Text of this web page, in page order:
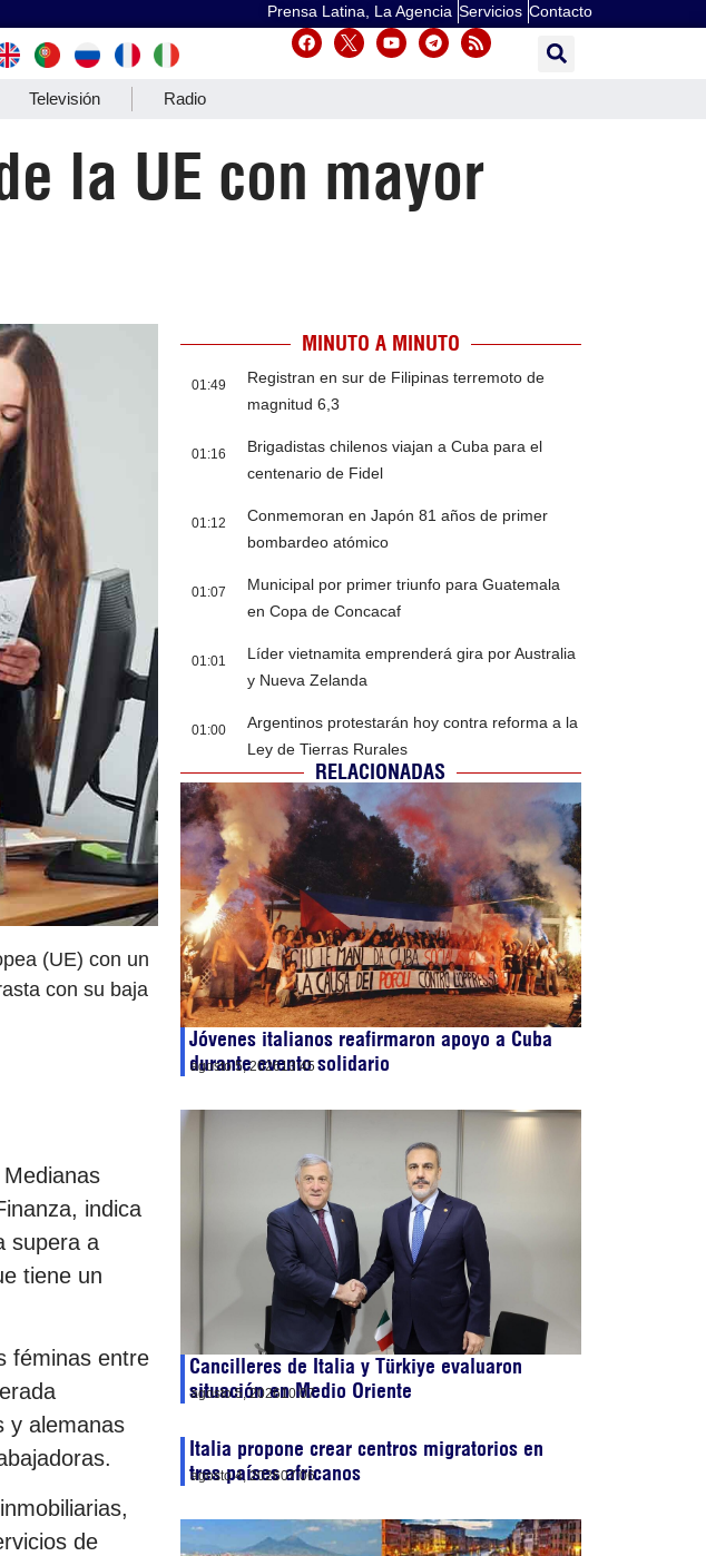
Prensa Latina, La Agencia Servicios Contacto
Televisión Radio
la UE con mayor
(UE) con un
con su baja
indica
supera a
tiene un
féminas entre
y alemanas
de
MINUTO A MINUTO
01:49
Registran en sur de Filipinas terremoto de
magnitud 6,3
01:16
Brigadistas chilenos viajan a Cuba para el
centenario de Fidel
01:12
Conmemoran en Japón 81 años de primer
bombardeo atómico
01:07
Municipal por primer triunfo para Guatemala
en Copa de Concacaf
01:01
Líder vietnamita emprenderá gira por Australia
y Nueva Zelanda
01:00
Argentinos protestarán hoy contra reforma a la
Ley de Tierras Rurales
RELACIONADAS
Jóvenes italianos reafirmaron apoyo a Cuba
durante evento solidario
agosto 5, 202613:45
Cancilleres de Italia y Türkiye evaluaron
situación en Medio Oriente
agosto 5, 202610:07
Italia propone crear centros migratorios en
tres países africanos
agosto 4, 202607:06